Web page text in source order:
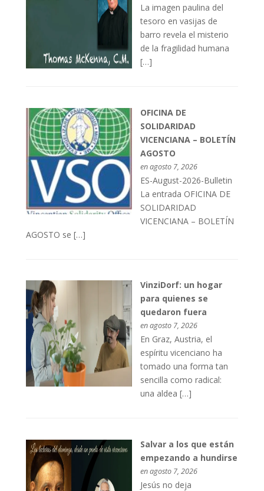
La imagen paulina del
tesoro en vasijas de
barro revela el misterio
de la fragilidad humana
[…]
OFICINA DE
SOLIDARIDAD
VICENCIANA – BOLETÍN
AGOSTO
en agosto 7, 2026
ES-August-2026-Bulletin
La entrada OFICINA DE
SOLIDARIDAD
VICENCIANA – BOLETÍN
AGOSTO se […]
VinziDorf: un hogar
para quienes se
quedaron fuera
en agosto 7, 2026
En Graz, Austria, el
espíritu vicenciano ha
tomado una forma tan
sencilla como radical:
una aldea […]
Salvar a los que están
empezando a hundirse
en agosto 7, 2026
Jesús no deja